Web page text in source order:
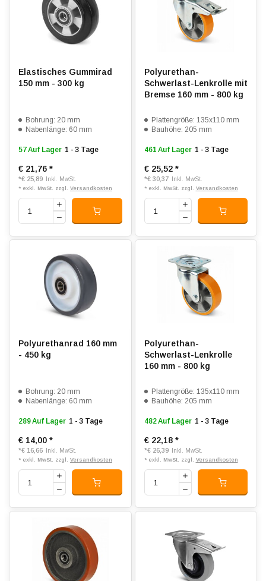
Elastisches Gummirad
150 mm - 300 kg
Bohrung: 20 mm
Nabenlänge: 60 mm
57 Auf Lager 1 - 3 Tage
€ 21,76 *
*€ 25,89 Inkl. MwSt.
* exkl. MwSt. zzgl. Versandkosten
Polyurethan-
Schwerlast-Lenkrolle mit
Bremse 160 mm - 800 kg
Plattengröße: 135x110 mm
Bauhöhe: 205 mm
461 Auf Lager 1 - 3 Tage
€ 25,52 *
*€ 30,37 Inkl. MwSt.
* exkl. MwSt. zzgl. Versandkosten
Polyurethanrad 160 mm
- 450 kg
Bohrung: 20 mm
Nabenlänge: 60 mm
289 Auf Lager 1 - 3 Tage
€ 14,00 *
*€ 16,66 Inkl. MwSt.
* exkl. MwSt. zzgl. Versandkosten
Polyurethan-
Schwerlast-Lenkrolle
160 mm - 800 kg
Plattengröße: 135x110 mm
Bauhöhe: 205 mm
482 Auf Lager 1 - 3 Tage
€ 22,18 *
*€ 26,39 Inkl. MwSt.
* exkl. MwSt. zzgl. Versandkosten